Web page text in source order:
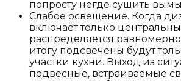
попросту негде сушить
Слабое освещение. Когда
включает только
распределяется
итогу подсвечены будут
участки кухни. Выход из
подвесные, встраиваемые